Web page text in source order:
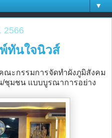
▼
ทันใจนิวส์
ณะกรรมการจัดทำผังภูมิสังคม
/ชุมชน แบบบูรณาการอย่าง